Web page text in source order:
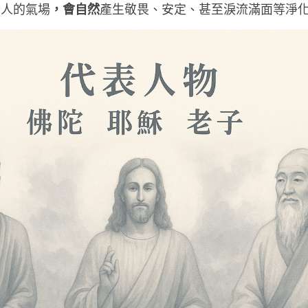
的氣場，會自然產生敬畏、安定、甚至淚流滿面等